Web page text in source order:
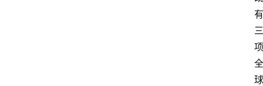
有
三
项
全
球